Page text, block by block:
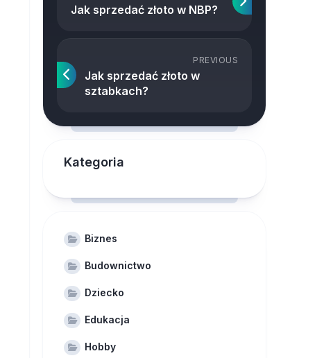
Jak sprzedać złoto w NBP?
PREVIOUS
Jak sprzedać złoto w
sztabkach?
Kategoria
Biznes
Budownictwo
Dziecko
Edukacja
Hobby